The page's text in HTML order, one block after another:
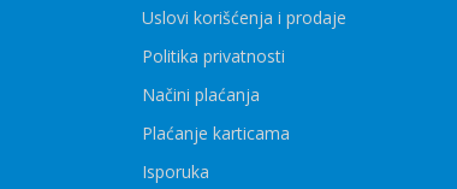
Uslovi korišćenja i prodaje
Politika privatnosti
Načini plaćanja
Plaćanje karticama
Isporuka